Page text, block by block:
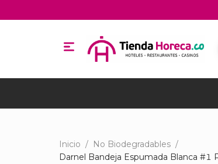
Inicio / No Biodegradables /
Darnel Bandeja Espumada Blanca